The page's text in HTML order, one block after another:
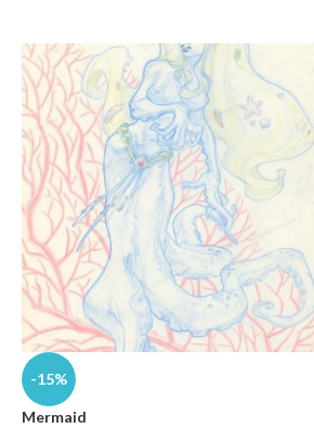
-15%
Mermaid